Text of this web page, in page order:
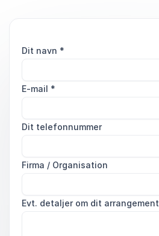
Dit navn *
E-mail *
Dit telefonnummer
Firma / Organisation
Evt. detaljer om dit arrangement